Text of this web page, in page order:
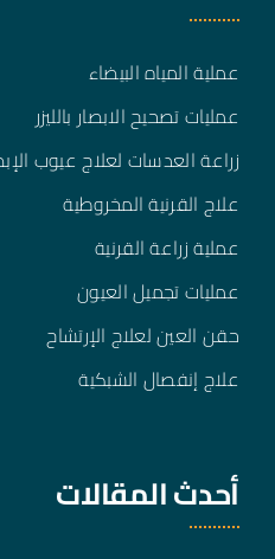
عملية المياه البيضاء
عمليات تصحيح الابصار بالليزر
زراعة العدسات لعلاج عيوب
علاج القرنية المخروطية
عملية زراعة القرنية
عمليات تجميل العيون
حقن العين لعلاج الإرتشاح
علاج إنفصال الشبكية
أحدث المقالات